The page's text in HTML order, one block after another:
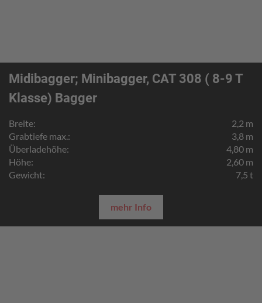
Midibagger; Minibagger, CAT 308 ( 8-9 T
Klasse) Bagger
Breite:
2,2 m
Grabtiefe max.:
3,8 m
Überladehöhe:
4,80 m
Höhe:
2,60 m
Gewicht:
7,5 t
mehr Info